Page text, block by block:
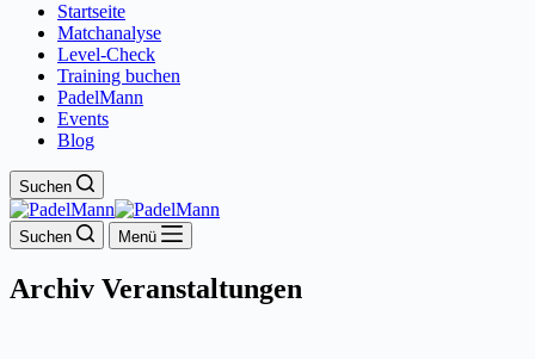
Startseite
Matchanalyse
Level-Check
Training buchen
PadelMann
Events
Blog
Suchen
Suchen Menü
Archiv Veranstaltungen